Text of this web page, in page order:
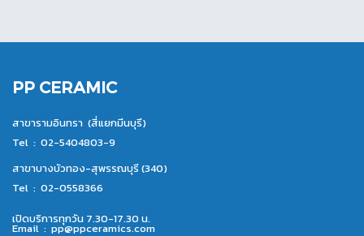
PP CERAMIC
สาขารามอินทรา (สี่แยกมีนบุรี)
Tel : 02-5404803-9
สาขาบางบัวทอง-สุพรรณบุรี (340)
Tel : 02-0558366
เปิดบริการทุกวัน 7.30-17.30 น.
Email : pp@ppceramics.com